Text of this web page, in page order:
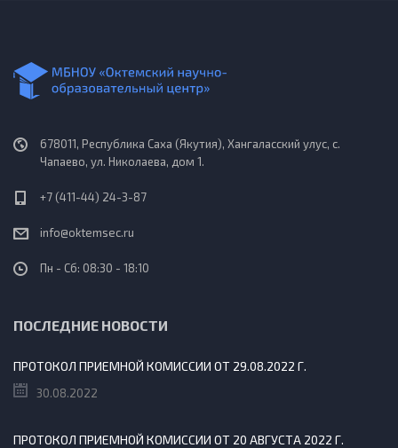
678011, Республика Саха (Якутия), Хангаласский улус, с.
Чапаево, ул. Николаева, дом 1.
+7 (411-44) 24-3-87
info@oktemsec.ru
Пн - Сб: 08:30 - 18:10
ПОСЛЕДНИЕ НОВОСТИ
ПРОТОКОЛ ПРИЕМНОЙ КОМИССИИ ОТ 29.08.2022 Г.
30.08.2022
ПРОТОКОЛ ПРИЕМНОЙ КОМИССИИ ОТ 20 АВГУСТА 2022 Г.